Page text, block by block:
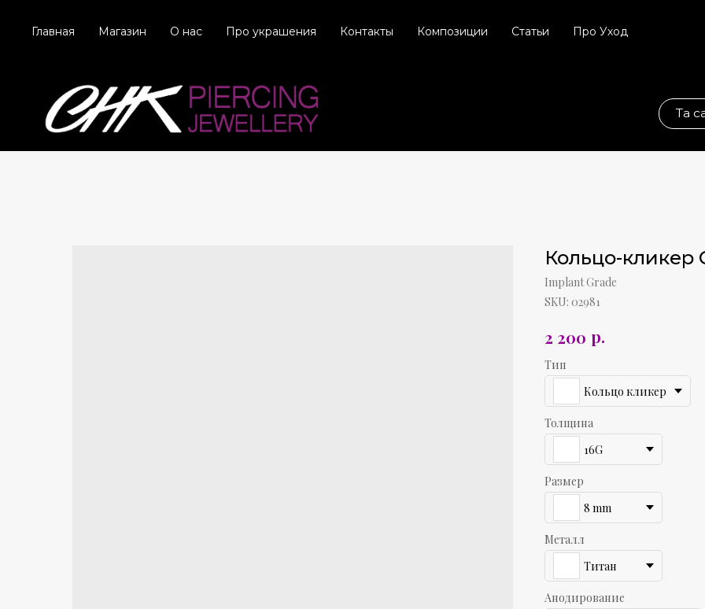
Главная Магазин О нас Про украшения Контакты Композиции Статьи Про Уход
Та самая соц.
Кольцо-кликер
Implant Grade
SKU: 02981
2 200 р.
Тип
Кольцо кликер
Толщина
16G
Размер
8 mm
Металл
Титан
Анодирование